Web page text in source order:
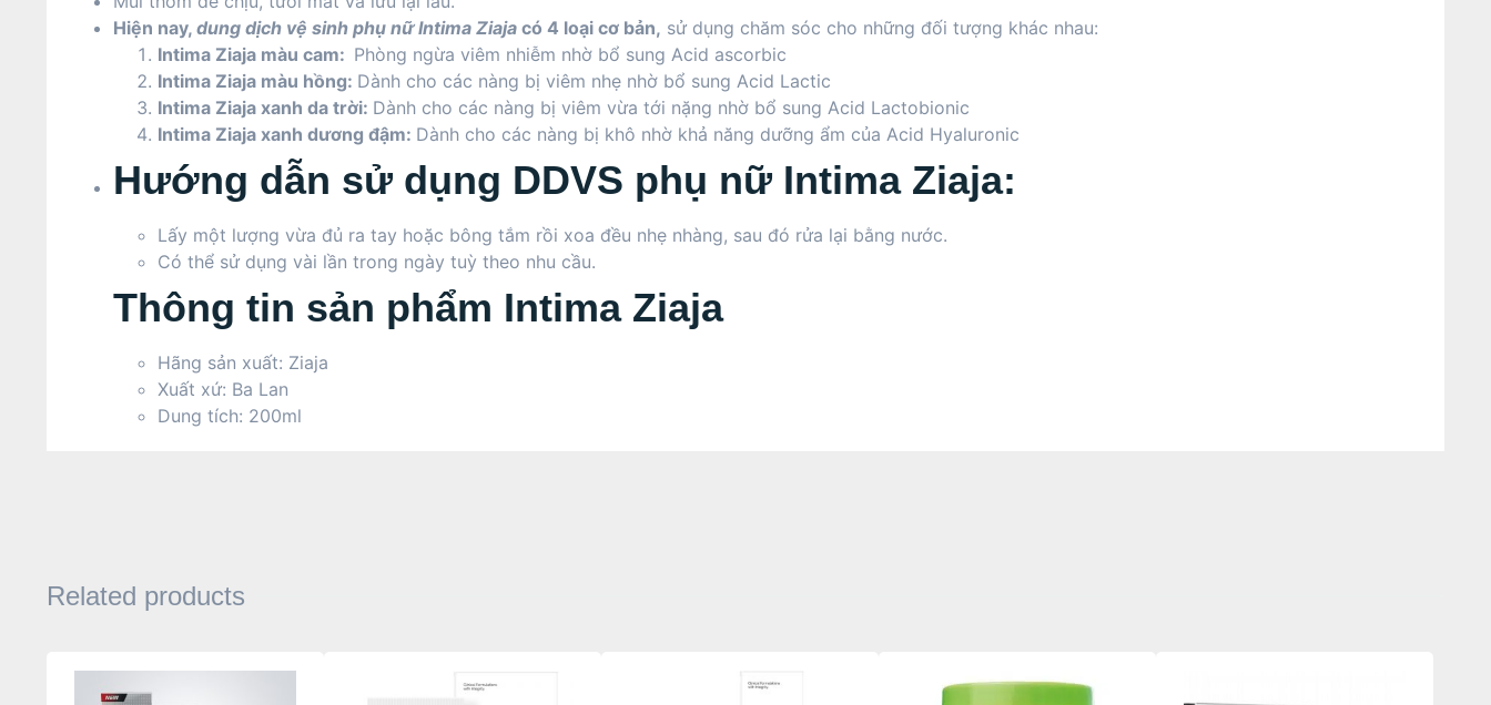
Hiện nay, dung dịch vệ sinh phụ nữ Intima Ziaja có 4 loại cơ bản, sử dụng chăm sóc cho những đối tượng khác nhau:
Intima Ziaja màu cam: Phòng ngừa viêm nhiễm nhờ bổ sung Acid ascorbic
Intima Ziaja màu hồng: Dành cho các nàng bị viêm nhẹ nhờ bổ sung Acid Lactic
Intima Ziaja xanh da trời: Dành cho các nàng bị viêm vừa tới nặng nhờ bổ sung Acid Lactobionic
Intima Ziaja xanh dương đậm: Dành cho các nàng bị khô nhờ khả năng dưỡng ẩm của Acid Hyaluronic
Hướng dẫn sử dụng DDVS phụ nữ Intima Ziaja:
Lấy một lượng vừa đủ ra tay hoặc bông tắm rồi xoa đều nhẹ nhàng, sau đó rửa lại bằng nước.
Có thể sử dụng vài lần trong ngày tuỳ theo nhu cầu.
Thông tin sản phẩm Intima Ziaja
Hãng sản xuất: Ziaja
Xuất xứ: Ba Lan
Dung tích: 200ml
Related products